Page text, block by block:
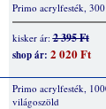
Primo acrylfesték,
kisker ár:2 395 Ft
shop ár: 2 020 Ft
Primo acrylfesték,
világoszöld